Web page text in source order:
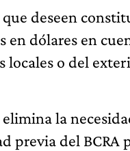
deseen
en dólares en
locales o del
elimina la
previa del BCRA